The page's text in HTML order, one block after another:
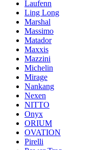
Laufenn
Ling Long
Marshal
Massimo
Matador
Maxxis
Mazzini
Michelin
Mirage
Nankang
Nexen
NITTO
Onyx
ORIUM
OVATION
Pirelli